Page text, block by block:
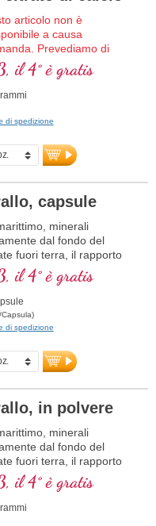
articolo non è
a causa
Prevediamo di
nella settimana
di calcio di Biotikon
alta qualità,
tollerato, in forma
calcio svolge un ruolo
corpo. È importante per
anche a bambini e donne
al legame delicato
è ben tollerato dallo
anche per digestioni
completamente
per chi ha un
con sigillo privo
in Germania, testato
oltre 20 anni di
vitali di alta qualità.
sul citrato di
il 4° è gratis
di spedizione
capsule
minerali
dal fondo del
fuori terra, il rapporto
di 2 : 1
il 4° è gratis
di spedizione
in polvere
minerali
dal fondo del
fuori terra, il rapporto
di 2 : 1; in vetro viola
il 4° è gratis